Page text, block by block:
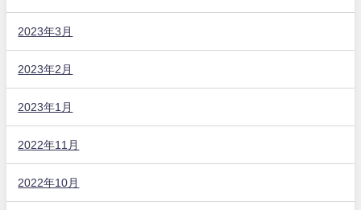
2023年3月
2023年2月
2023年1月
2022年11月
2022年10月